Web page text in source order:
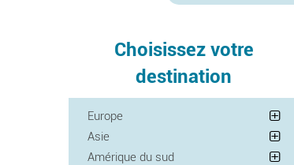
Choisissez votre
destination
Europe
Asie
Amérique du sud